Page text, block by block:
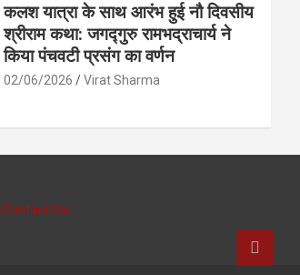
कलश यात्रा के साथ आरंभ हुई नौ दिवसीय
श्रीराम कथा: जगद्गुरु रामभद्राचार्य ने
किया पंचवटी प्रसंग का वर्णन
02/06/2026 Virat Sharma
Contact Us